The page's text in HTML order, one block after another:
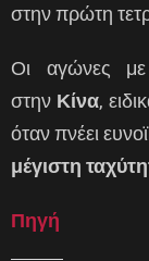
στην πρώτη
Οι αγώνες με
στην Κίνα,
όταν πνέει
μέγιστη
Πηγή